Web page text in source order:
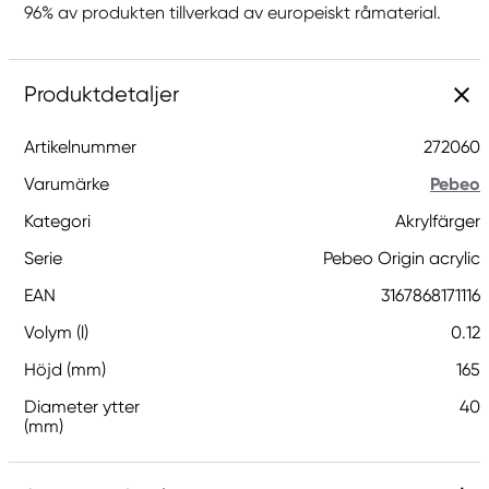
96% av produkten tillverkad av europeiskt råmaterial.
Produktdetaljer
Artikelnummer
272060
Varumärke
Pebeo
Kategori
Akrylfärger
Serie
Pebeo Origin acrylic
EAN
3167868171116
Volym (l)
0.12
Höjd (mm)
165
Diameter ytter
(mm)
40